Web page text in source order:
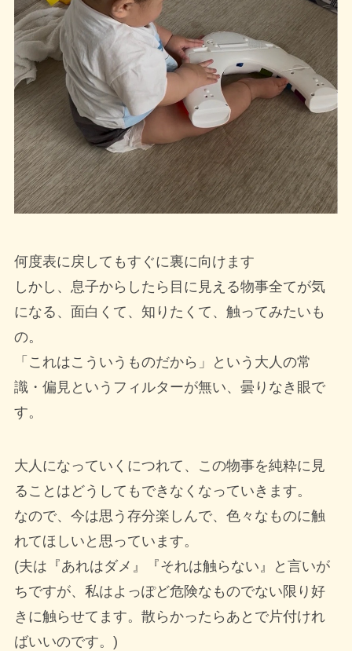
何度表に戻してもすぐに裏に向けます
しかし、息子からしたら目に見える物事全てが気
になる、面白くて、知りたくて、触ってみたいも
の。
「これはこういうものだから」という大人の常
識・偏見というフィルターが無い、曇りなき眼で
す。
大人になっていくにつれて、この物事を純粋に見
ることはどうしてもできなくなっていきます。
なので、今は思う存分楽しんで、色々なものに触
れてほしいと思っています。
(夫は『あれはダメ』『それは触らない』と言いが
ちですが、私はよっぽど危険なものでない限り好
きに触らせてます。散らかったらあとで片付けれ
ばいいのです。)